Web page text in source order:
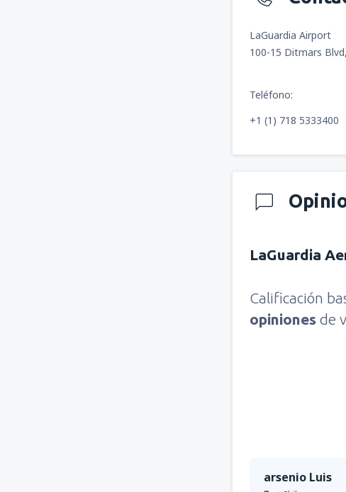
LaGuardia Airport
100-15 Ditmars
Teléfono:
+1 (1) 718 5333400
LaGuardia
Calificación
opiniones de
arsenio Luis